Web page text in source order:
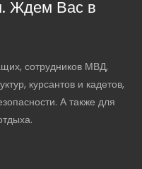
Ждем Вас в
сотрудников МВД,
курсантов и кадетов,
А также для